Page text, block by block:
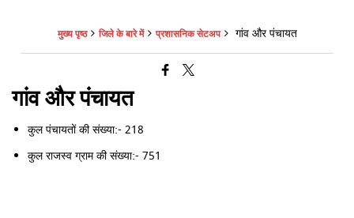
मुख्य पृष्ठ जिले के बारे में प्रशासनिक सेटअप गांव और पंचायत
गांव और पंचायत
कुल पंचायतों की संख्या:- 218
कुल राजस्व ग्राम की संख्या:- 751